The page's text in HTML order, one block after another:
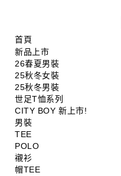
首頁
新品上市
26春夏男裝
25秋冬女裝
25秋冬男裝
世足T恤系列
CITY BOY 新上市!
男裝
TEE
POLO
襯衫
帽TEE